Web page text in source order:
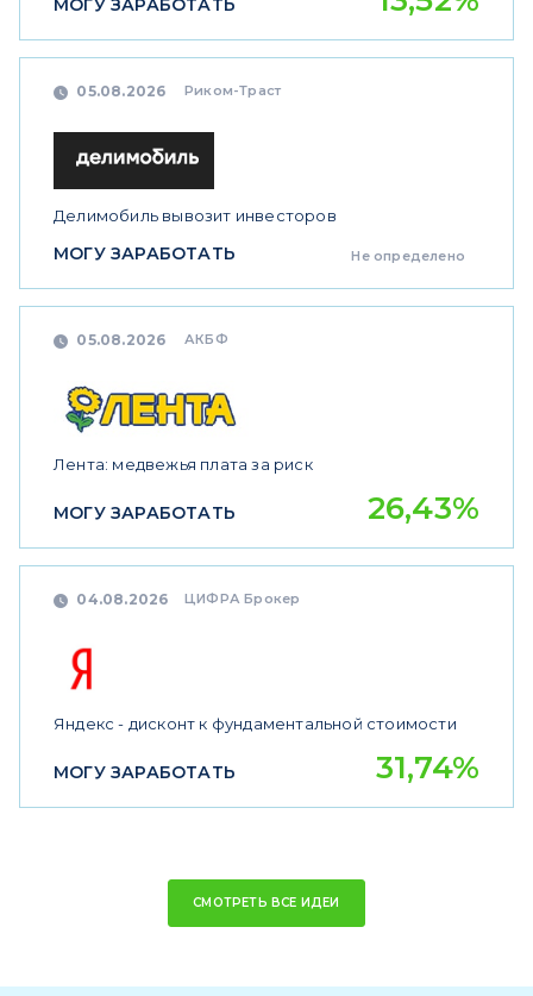
МОГУ ЗАРАБОТАТЬ
05.08.2026
Делимобиль вывозит инвесторов
Риком-Траст
МОГУ ЗАРАБОТАТЬ Не определено
05.08.2026
Лента: медвежья плата за риск
АКБФ
МОГУ ЗАРАБОТАТЬ 26,43%
04.08.2026
Яндекс - дисконт к фундаментальной стоимости
ЦИФРА Брокер
МОГУ ЗАРАБОТАТЬ 31,74%
СМОТРЕТЬ ВСЕ ИДЕИ